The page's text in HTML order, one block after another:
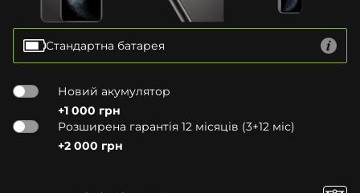
Стандартна батарея
Новий акумулятор
+1 000 грн
Розширена гарантія 12 місяців (3+12 міс)
+2 000 грн